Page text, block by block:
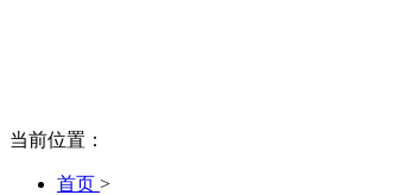
当前位置：
首页 >